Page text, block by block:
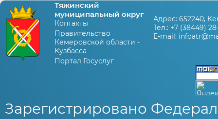
Тяжинский
муниципальный округ
Контакты
Правительство
Кемеровской области -
Кузбасса
Портал Госуслуг
Адрес: 652240,
Тел.: +7 (38449)
E-mail:
Зарегистрировано